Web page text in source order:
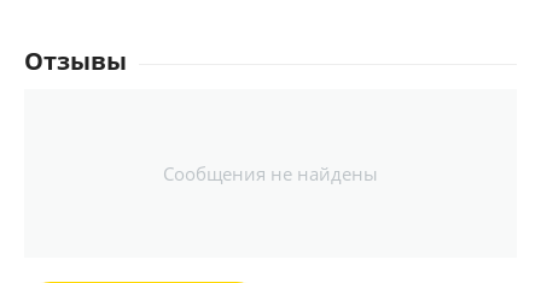
Отзывы
Сообщения не найдены